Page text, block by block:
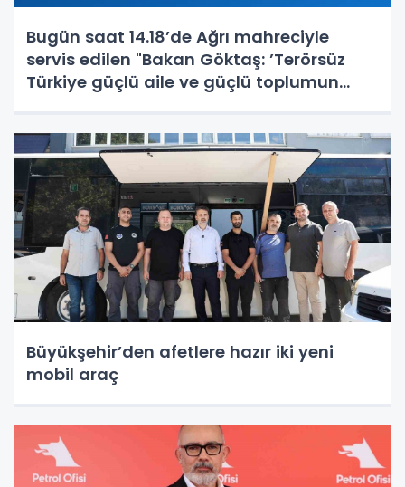
Bugün saat 14.18’de Ağrı mahreciyle
servis edilen "Bakan Göktaş: ’Terörsüz
Türkiye güçlü aile ve güçlü toplumun
kaynağından iptal edilmiştir. Özür diler,
haberde an itibariyle mevcut
Büyükşehir’den afetlere hazır iki yeni
mobil araç